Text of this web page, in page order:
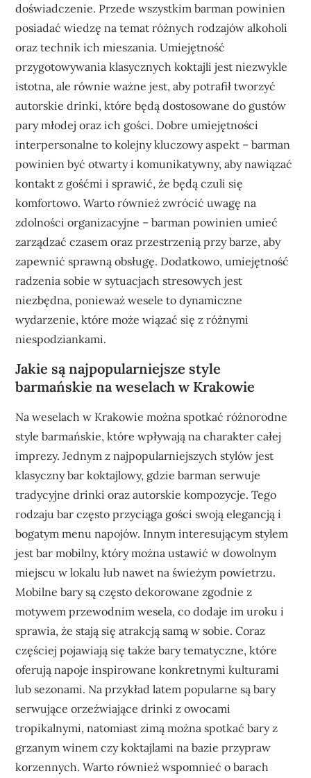
doświadczenie. Przede wszystkim barman powinien
posiadać wiedzę na temat różnych rodzajów alkoholi
oraz technik ich mieszania. Umiejętność
przygotowywania klasycznych koktajli jest niezwykle
istotna, ale równie ważne jest, aby potrafił tworzyć
autorskie drinki, które będą dostosowane do gustów
pary młodej oraz ich gości. Dobre umiejętności
interpersonalne to kolejny kluczowy aspekt – barman
powinien być otwarty i komunikatywny, aby nawiązać
kontakt z gośćmi i sprawić, że będą czuli się
komfortowo. Warto również zwrócić uwagę na
zdolności organizacyjne – barman powinien umieć
zarządzać czasem oraz przestrzenią przy barze, aby
zapewnić sprawną obsługę. Dodatkowo, umiejętność
radzenia sobie w sytuacjach stresowych jest
niezbędna, ponieważ wesele to dynamiczne
wydarzenie, które może wiązać się z różnymi
niespodziankami.
Jakie są najpopularniejsze style
barmańskie na weselach w Krakowie
Na weselach w Krakowie można spotkać różnorodne
style barmańskie, które wpływają na charakter całej
imprezy. Jednym z najpopularniejszych stylów jest
klasyczny bar koktajlowy, gdzie barman serwuje
tradycyjne drinki oraz autorskie kompozycje. Tego
rodzaju bar często przyciąga gości swoją elegancją i
bogatym menu napojów. Innym interesującym stylem
jest bar mobilny, który można ustawić w dowolnym
miejscu w lokalu lub nawet na świeżym powietrzu.
Mobilne bary są często dekorowane zgodnie z
motywem przewodnim wesela, co dodaje im uroku i
sprawia, że stają się atrakcją samą w sobie. Coraz
częściej pojawiają się także bary tematyczne, które
oferują napoje inspirowane konkretnymi kulturami
lub sezonami. Na przykład latem popularne są bary
serwujące orzeźwiające drinki z owocami
tropikalnymi, natomiast zimą można spotkać bary z
grzanym winem czy koktajlami na bazie przypraw
korzennych. Warto również wspomnieć o barach